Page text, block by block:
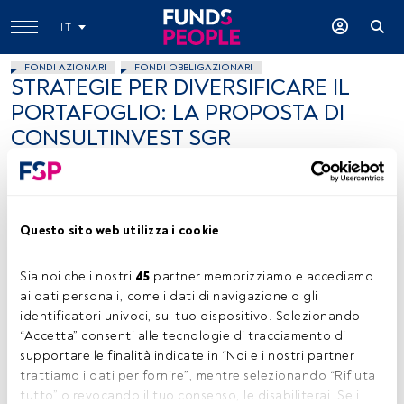
Questo sito web utilizza i cookie
Sia noi che i nostri 45 partner memorizziamo e accediamo
ai dati personali, come i dati di navigazione o gli
identificatori univoci, sul tuo dispositivo. Selezionando
“Accetta” consenti alle tecnologie di tracciamento di
supportare le finalità indicate in “Noi e i nostri partner
trattiamo i dati per fornire”, mentre selezionando “Rifiuta
tutto” o revocando il tuo consenso, le disabiliterai. Se i
IT
FONDI AZIONARI FONDI OBBLIGAZIONARI
STRATEGIE PER DIVERSIFICARE IL
PORTAFOGLIO: LA PROPOSTA DI
CONSULTINVEST SGR
Maddalena Liccione
Funds People
Tempo di lettura: 2 min.